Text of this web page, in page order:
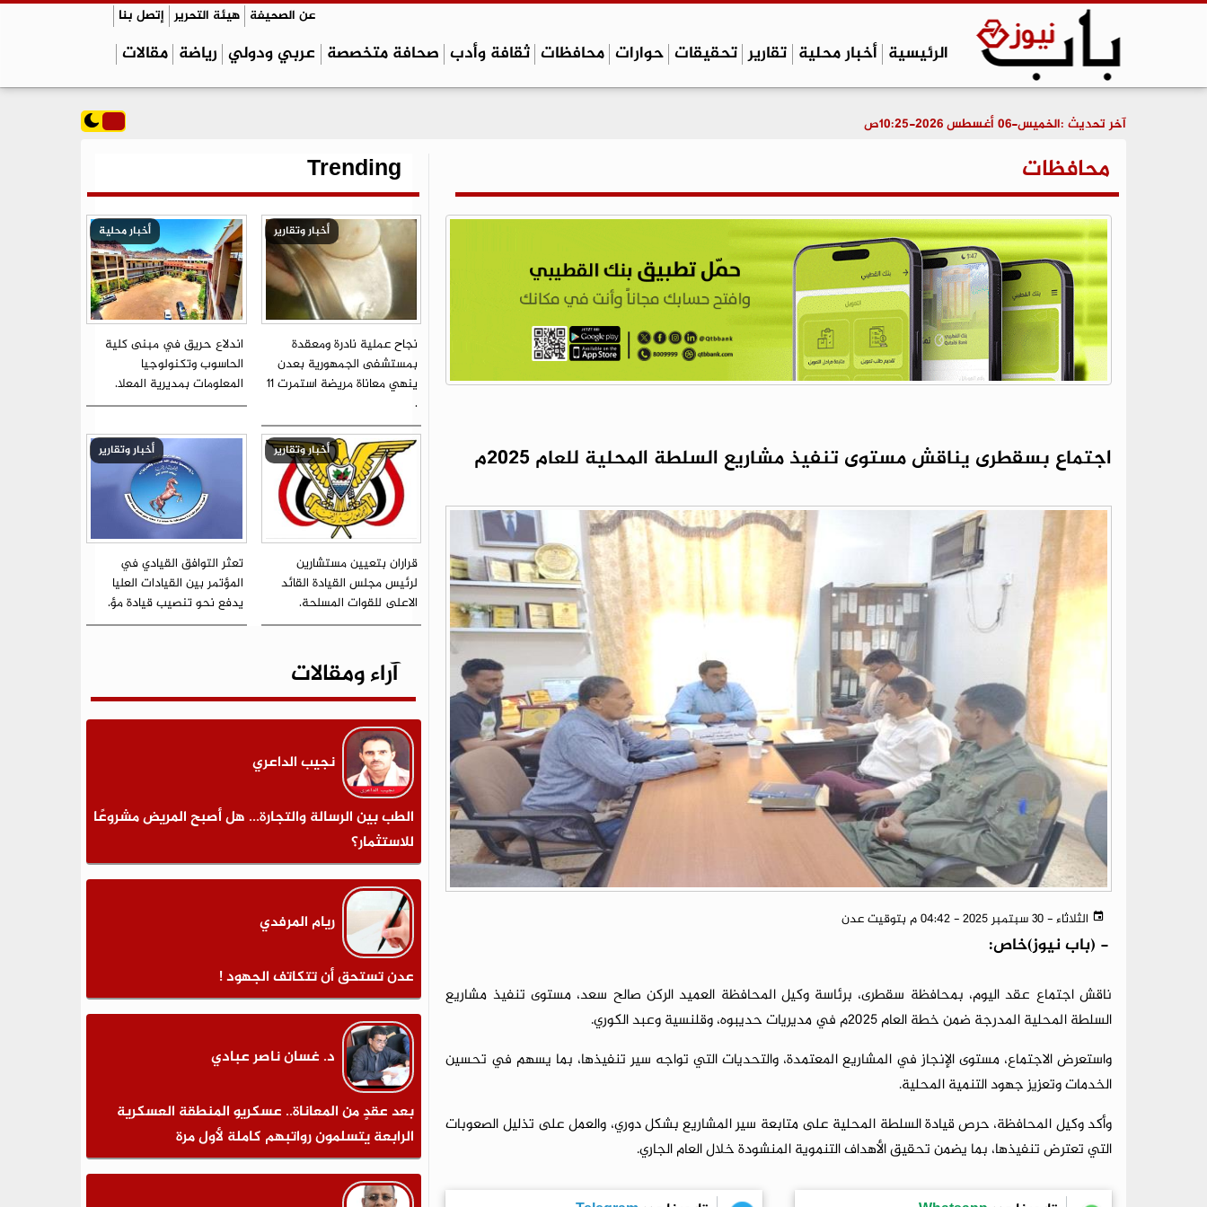
عن الصحيفة هيئة التحرير إتصل بنا
الرئيسية أخبار محلية تقارير تحقيقات حوارات محافظات ثقافة وأدب صحافة متخصصة عربي ودولي رياضة مقالات
آخر تحديث :الخميس-06 أغسطس 2026-10:25ص
محافظات
اجتماع بسقطرى يناقش مستوى تنفيذ مشاريع السلطة المحلية للعام 2025م
الثلاثاء - 30 سبتمبر 2025 - 04:42 م بتوقيت عدن
- (باب نيوز)خاص:
ناقش اجتماع عقد اليوم، بمحافظة سقطرى، برئاسة وكيل المحافظة العميد الركن صالح سعد، مستوى تنفيذ مشاريع
السلطة المحلية المدرجة ضمن خطة العام 2025م في مديريات حديبوه، وقلنسية وعبد الكوري.
واستعرض الاجتماع، مستوى الإنجاز في المشاريع المعتمدة، والتحديات التي تواجه سير تنفيذها، بما يسهم في تحسين
الخدمات وتعزيز جهود التنمية المحلية.
وأكد وكيل المحافظة، حرص قيادة السلطة المحلية على متابعة سير المشاريع بشكل دوري، والعمل على تذليل الصعوبات
التي تعترض تنفيذها، بما يضمن تحقيق الأهداف التنموية المنشودة خلال العام الجاري.
Trending
أخبار وتقارير
نجاح عملية نادرة ومعقدة
بمستشفى الجمهورية بعدن
ينهي معاناة مريضة استمرت 11
.
أخبار محلية
اندلاع حريق في مبنى كلية
الحاسوب وتكنولوجيا
المعلومات بمديرية المعلا.
أخبار وتقارير
قراران بتعيين مستشارين
لرئيس مجلس القيادة القائد
الاعلى للقوات المسلحة.
أخبار وتقارير
تعثر التوافق القيادي في
المؤتمر بين القيادات العليا
يدفع نحو تنصيب قيادة مؤ.
آراء ومقالات
نجيب الداعري
الطب بين الرسالة والتجارة... هل أصبح المريض مشروعًا
للاستثمار؟
ريام المرفدي
عدن تستحق أن تتكاتف الجهود !
د. غسان ناصر عبادي
بعد عقدٍ من المعاناة.. عسكريو المنطقة العسكرية
الرابعة يتسلمون رواتبهم كاملة لأول مرة